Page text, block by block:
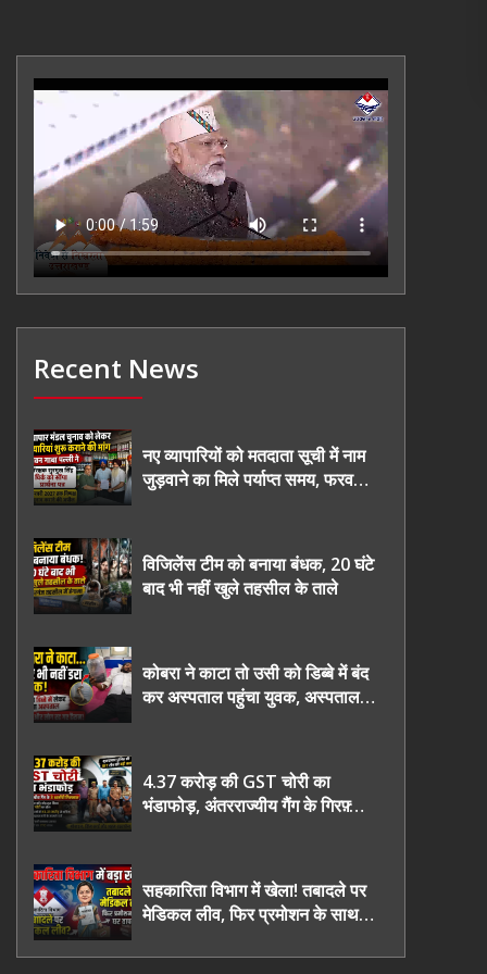
Recent News
नए व्यापारियों को मतदाता सूची में नाम
जुड़वाने का मिले पर्याप्त समय, फरवरी
विजिलेंस टीम को बनाया बंधक, 20 घंटे
बाद भी नहीं खुले तहसील के ताले
कोबरा ने काटा तो उसी को डिब्बे में बंद
कर अस्पताल पहुंचा युवक, अस्पताल में
4.37 करोड़ की GST चोरी का
भंडाफोड़, अंतरराज्यीय गैंग के गिरफ़्तार
सहकारिता विभाग में खेला! तबादले पर
मेडिकल लीव, फिर प्रमोशन के साथ